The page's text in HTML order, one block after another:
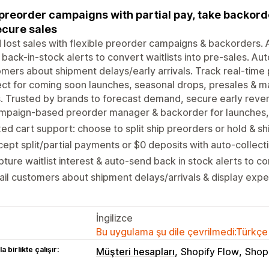
campaigns with partial pay, take
sales
lost sales with flexible preorder campaigns &
back-in-stock alerts to convert waitlists into pre-sales.
about shipment delays/early arrivals. Track real-
for coming soon launches, seasonal drops, presales &
Trusted by brands to forecast demand, secure early
based preorder manager & backorder for
cart support: choose to split ship preorders or hold &
split/partial payments or $0 deposits with auto-
waitlist interest & auto-send back in stock alerts to
customers about shipment delays/arrivals & display
İngilizce
Bu uygulama şu dile çevrilmedi:Türkçe
birlikte çalışır: Müşteri hesapları Shopify Flow